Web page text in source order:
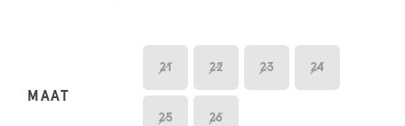
MAAT
21 22 23 24
25 26